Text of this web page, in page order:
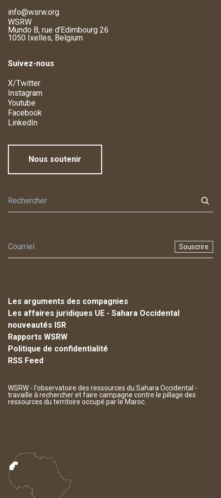
info@wsrw.org
WSRW
Mundo B, rue d'Edimbourg 26
1050 Ixelles, Belgium
Suivez-nous
X/Twitter
Instagram
Youtube
Facebook
LinkedIn
Nous soutenir
Souscrire
Les arguments des compagnies
Les affaires juridiques UE - Sahara Occidental
nouveautés ISR
Rapports WSRW
Politique de confidentialité
RSS Feed
WSRW - l'observatoire des ressources du Sahara Occidental -
travaille à rechercher et faire campagne contre le pillage des
ressources du territoire occupé par le Maroc.